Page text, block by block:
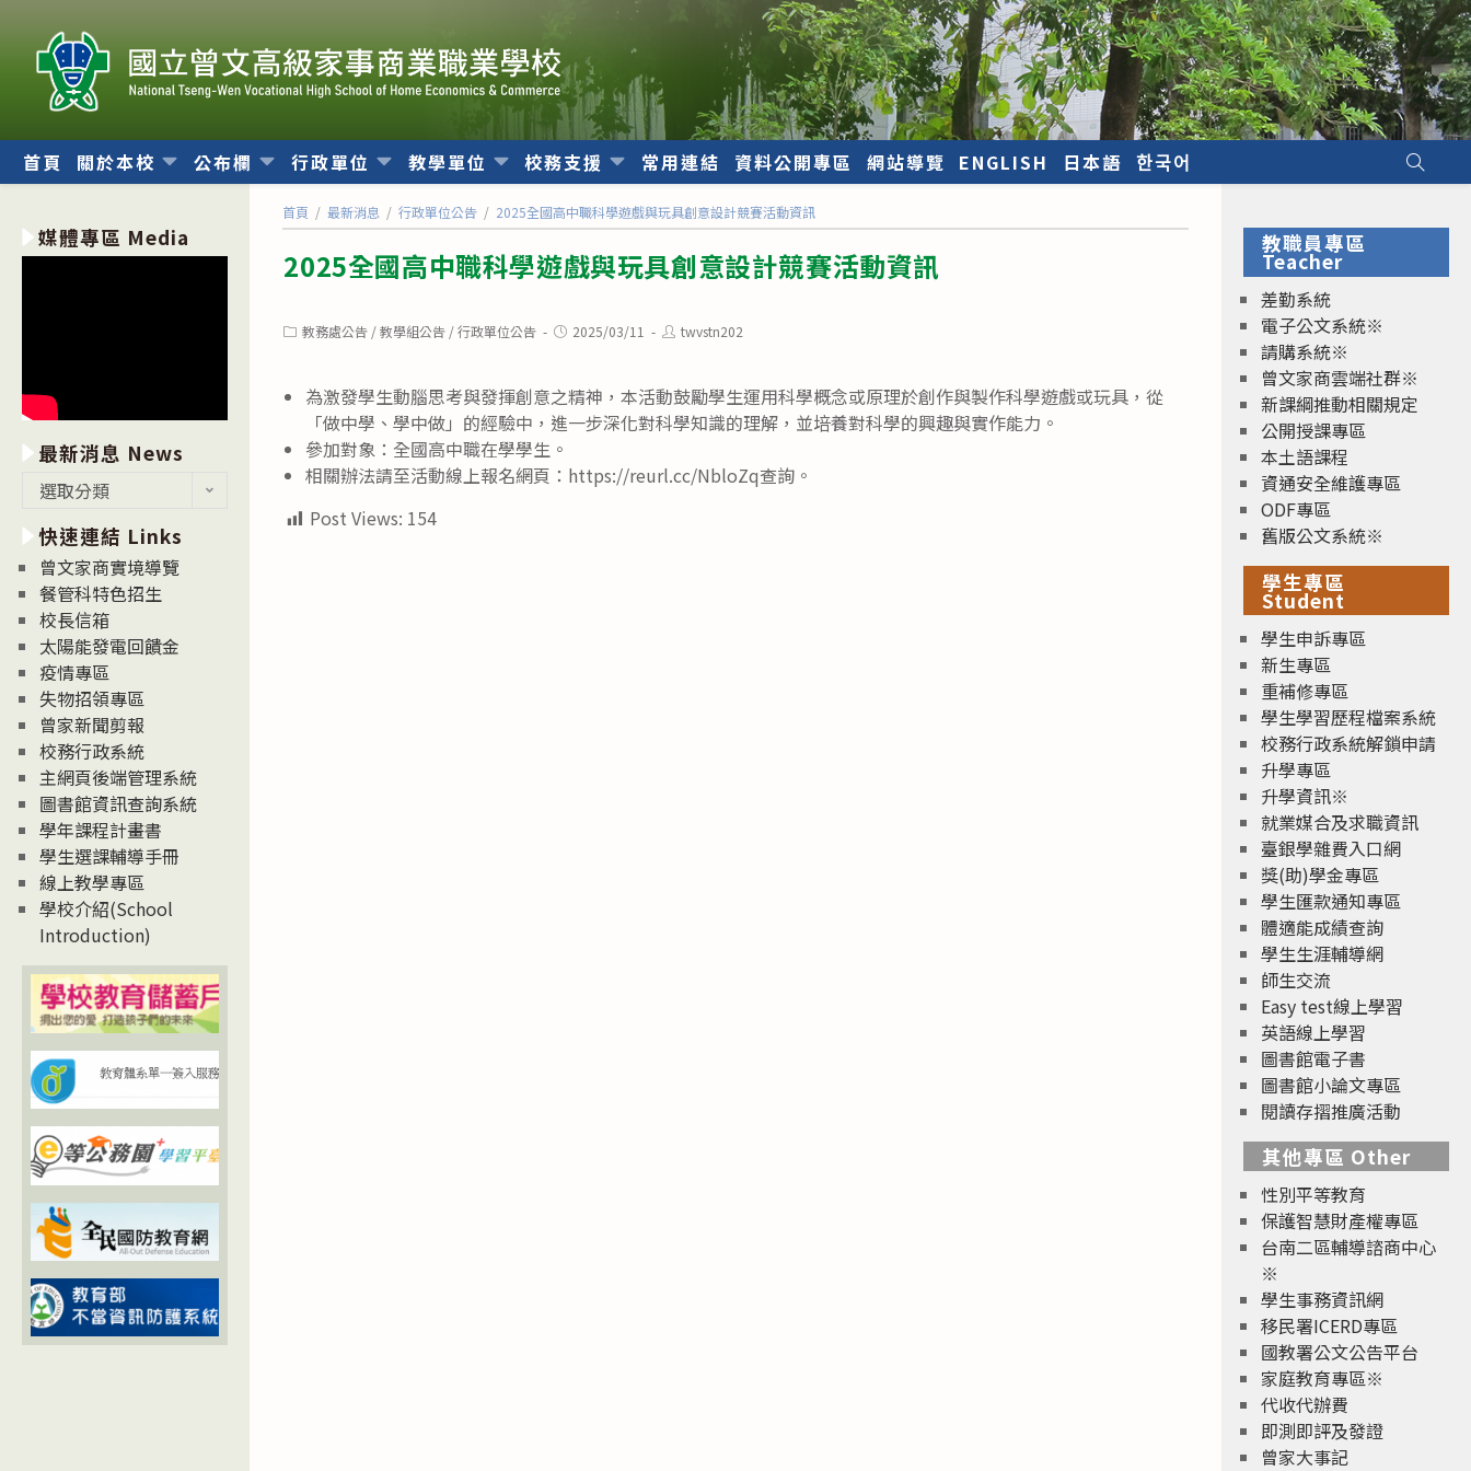
內
首頁 關於本校 公布欄 行政單位 教學單位 校務支援 常用連結 資料公開專區 網站導覽 ENGLISH 日本語 한국어
首頁 / 最新消息 / 行政單位公告 / 2025全國高中職科學遊戲與玩具創意設計競賽活動資訊
2025全國高中職科學遊戲與玩具創意設計競賽活動資訊
Post教務處公告 / 教學組公告 / 行政單位公告
Post2025/03/11
Posttwvstn202
為激發學生動腦思考與發揮創意之精神，本活動鼓勵學生運用科學概念或原理於創作與製作科學遊戲或玩具，從
「做中學、學中做」的經驗中，進一步深化對科學知識的理解，並培養對科學的興趣與實作能力。
參加對象：全國高中職在學學生。
相關辦法請至活動線上報名網頁：https://reurl.cc/NbloZq查詢。
Post Views: 154
媒體專區 Media
最新消息 News
消
息
News
選取分類
快速連結 Links
曾文家商實境導覽
餐管科特色招生
校長信箱
太陽能發電回饋金
疫情專區
失物招領專區
曾家新聞剪報
校務行政系統
主網頁後端管理系統
圖書館資訊查詢系統
學年課程計畫書
學生選課輔導手冊
線上教學專區
學校介紹(School
Introduction)
教職員專區
Teacher
差勤系統
電子公文系統※
請購系統※
曾文家商雲端社群※
新課綱推動相關規定
公開授課專區
本土語課程
資通安全維護專區
ODF專區
舊版公文系統※
學生專區
Student
學生申訴專區
新生專區
重補修專區
學生學習歷程檔案系統
校務行政系統解鎖申請
升學專區
升學資訊※
就業媒合及求職資訊
臺銀學雜費入口網
獎(助)學金專區
學生匯款通知專區
體適能成績查詢
學生生涯輔導網
師生交流
Easy test線上學習
英語線上學習
圖書館電子書
圖書館小論文專區
閱讀存摺推廣活動
其他專區 Other
性別平等教育
保護智慧財產權專區
台南二區輔導諮商中心
※
學生事務資訊網
移民署ICERD專區
國教署公文公告平台
家庭教育專區※
代收代辦費
即測即評及發證
曾家大事記